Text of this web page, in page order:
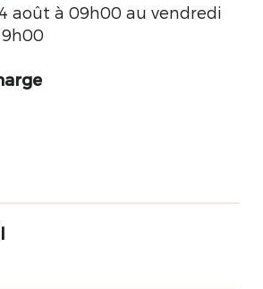
août à 09h00 au vendredi